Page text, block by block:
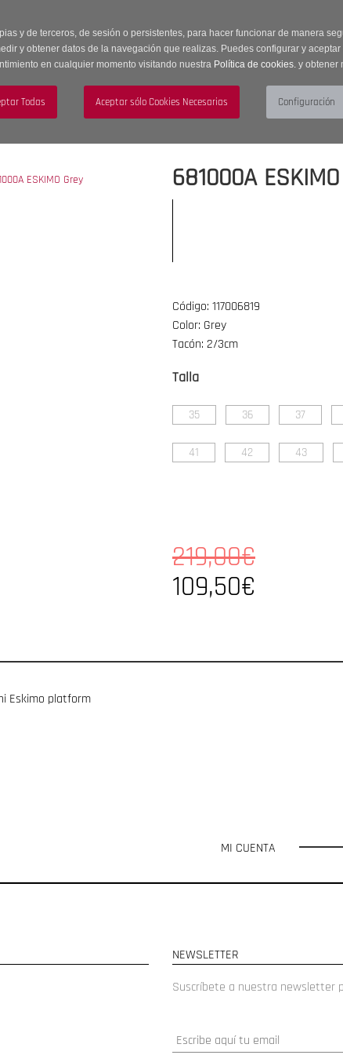
y de terceros, de sesión o persistentes, para hacer funcionar de manera
y obtener datos de la navegación que realizas. Puedes configurar y
en cualquier momento visitando nuestra Política de cookies. y obtener
HOMBRE ACCESORIOS
681000A
Código: 117006819
Color: Grey
Tacón: 2/3cm
Talla
35 36 37
41 42 43
219,00€
109,50€
Eskimo platform
MI CUENTA
NEWSLETTER
Suscríbete a nuestra newsletter